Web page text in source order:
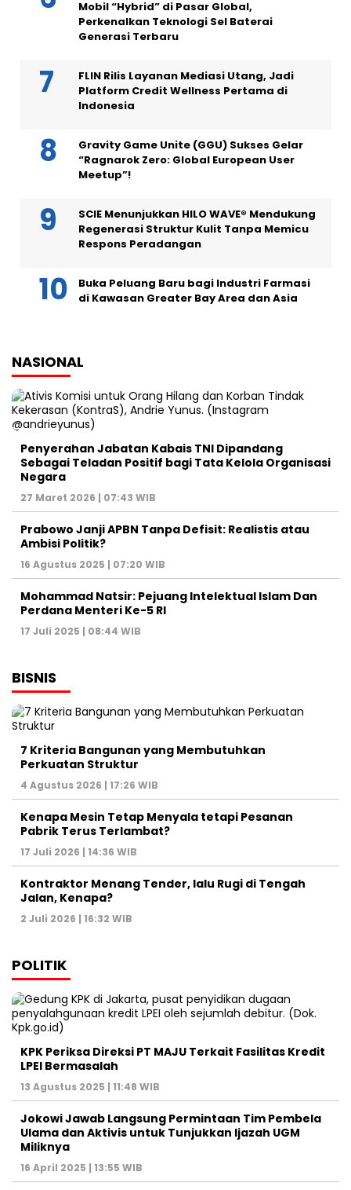
Mobil “Hybrid” di Pasar Global,
Perkenalkan Teknologi Sel Baterai
Generasi Terbaru
FLIN Rilis Layanan Mediasi Utang, Jadi
Platform Credit Wellness Pertama di
Indonesia
Gravity Game Unite (GGU) Sukses Gelar
“Ragnarok Zero: Global European User
Meetup”!
SCIE Menunjukkan HILO WAVE® Mendukung
Regenerasi Struktur Kulit Tanpa Memicu
Respons Peradangan
Buka Peluang Baru bagi Industri Farmasi
di Kawasan Greater Bay Area dan Asia
NASIONAL
Penyerahan Jabatan Kabais TNI Dipandang
Sebagai Teladan Positif bagi Tata Kelola Organisasi
Negara
27 Maret 2026 | 07:43 WIB
Prabowo Janji APBN Tanpa Defisit: Realistis atau
Ambisi Politik?
16 Agustus 2025 | 07:20 WIB
Mohammad Natsir: Pejuang Intelektual Islam Dan
Perdana Menteri Ke-5 RI
17 Juli 2025 | 08:44 WIB
BISNIS
7 Kriteria Bangunan yang Membutuhkan
Perkuatan Struktur
4 Agustus 2026 | 17:26 WIB
Kenapa Mesin Tetap Menyala tetapi Pesanan
Pabrik Terus Terlambat?
17 Juli 2026 | 14:36 WIB
Kontraktor Menang Tender, lalu Rugi di Tengah
Jalan, Kenapa?
2 Juli 2026 | 16:32 WIB
POLITIK
KPK Periksa Direksi PT MAJU Terkait Fasilitas Kredit
LPEI Bermasalah
13 Agustus 2025 | 11:48 WIB
Jokowi Jawab Langsung Permintaan Tim Pembela
Ulama dan Aktivis untuk Tunjukkan Ijazah UGM
Miliknya
16 April 2025 | 13:55 WIB